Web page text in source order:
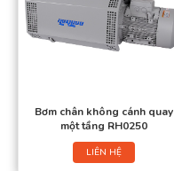
Bơm chân không cánh quay
một tầng RH0250
LIÊN HỆ